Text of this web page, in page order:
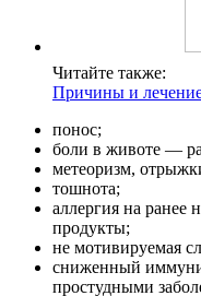
Читайте также:
Причины и
понос;
боли в животе —
метеоризм,
тошнота;
аллергия на ранее
продукты;
не мотивируемая
сниженный
простудными